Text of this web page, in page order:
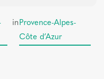
in Provence-Alpes-
Côte d’Azur